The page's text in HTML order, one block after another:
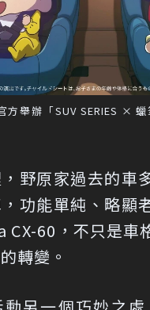
方舉辦「SUV SERIES ×
野原家過去的車
功能單純、略顯
CX-60，不只是車
轉變。